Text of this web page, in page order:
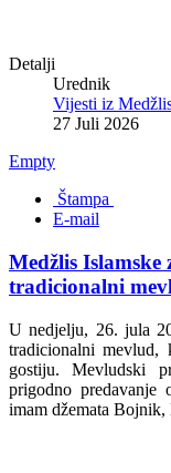
Detalji
Urednik
Vijesti iz
27 Juli 2026
Empty
Štampa
E-mail
Medžlis Islamske
tradicionalni
U nedjelju, 26. jula
tradicionalni
gostiju. Mevludski
prigodno
imam džemata Bojnik,